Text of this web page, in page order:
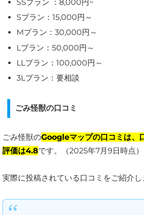
SSプラン ：8,000円~
Sプラン：15,000円～
Mプラン：30,000円～
Lプラン：50,000円～
LLプラン：100,000円～
3Lプラン：要相談
ごみ怪獣の口コミ
ごみ怪獣のGoogleマップの口コミは、
評価は4.8です。（2025年7月9日時点）
実際に投稿されている口コミをご紹介し